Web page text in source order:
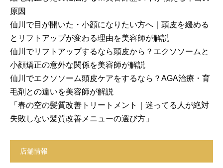
原因
仙川で目が開いた・小顔になりたい方へ｜頭皮を緩める
とリフトアップが変わる理由を美容師が解説
仙川でリフトアップするなら頭皮から？エクソソームと
小顔矯正の意外な関係を美容師が解説
仙川でエクソソーム頭皮ケアをするなら？AGA治療・育
毛剤との違いを美容師が解説
「春の空の髪質改善トリートメント｜迷ってる人が絶対
失敗しない髪質改善メニューの選び方」
店舗情報